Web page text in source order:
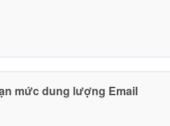
mức dung lượng Email